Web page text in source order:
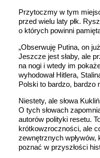
Przytoczmy w tym
przed wielu laty płk.
o których powinni
„Obserwuję Putina, on
Jeszcze jest słaby, ale
na nogi i wtedy im
wyhodował Hitlera,
Polski to bardzo, bardzo
Niestety, ale słowa
O tych słowach
autorów polityki resetu.
krótkowzroczności, ale
zewnętrznych wpływów,
poznać w przyszłości